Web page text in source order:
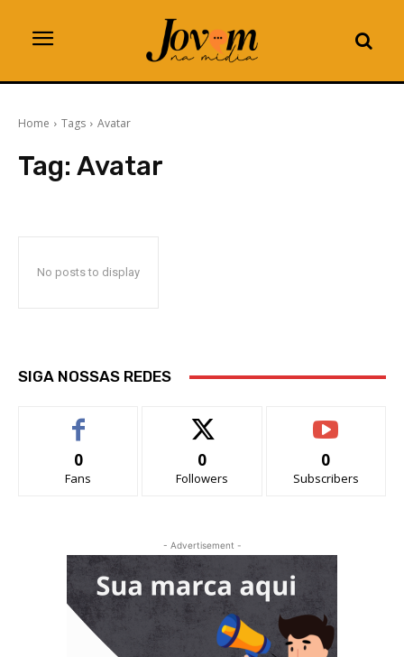
Home Tags Avatar
Tag: Avatar
No posts to display
SIGA NOSSAS REDES
0
Fans
0
Followers
0
Subscribers
- Advertisement -